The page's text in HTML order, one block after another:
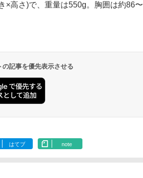
高さ)で、重量は550g。胸囲は約86〜
記事を優先表示させる
はてブ note